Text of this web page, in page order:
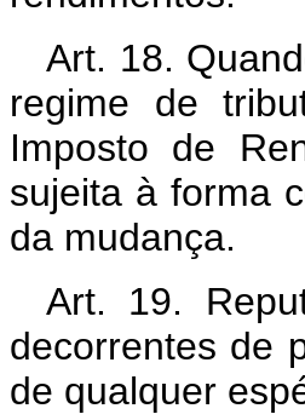
Art. 18.
regime de
Imposto de
sujeita à forma
da mudança.
Art. 19.
decorrentes de
de qualquer